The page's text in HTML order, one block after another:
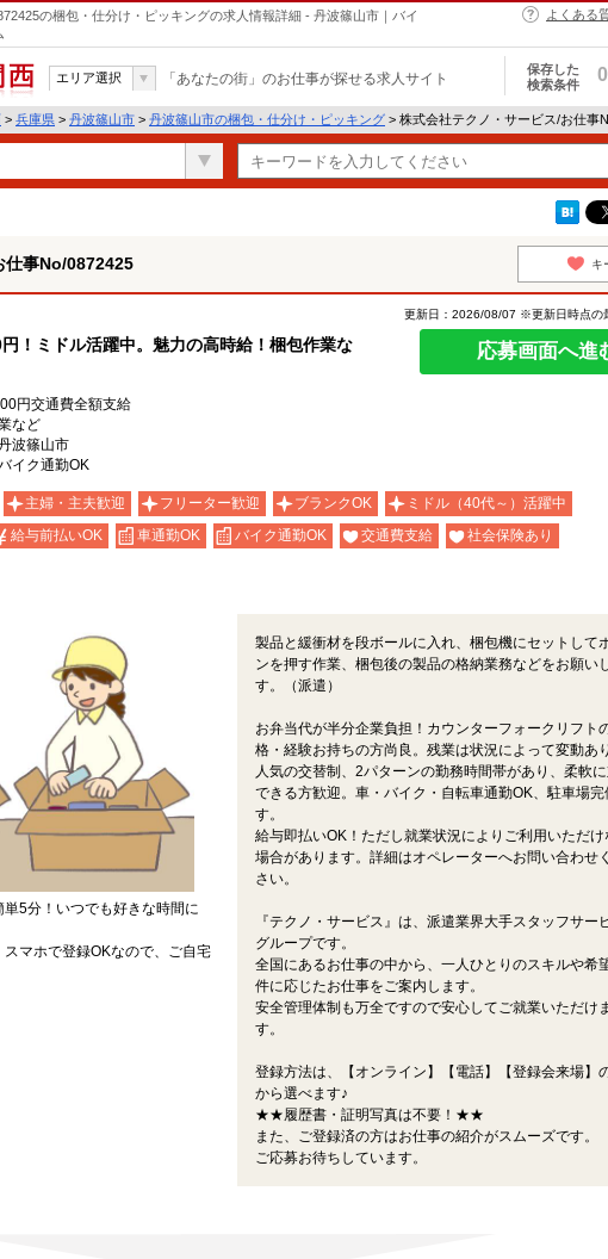
の梱包・仕分け・ピッキングの求人情報詳細 - 丹波篠山市｜バイ
よくある
エリア選択 「あなたの街」のお仕事が探せる求人サイト
保存した
検索条件
0
> 兵庫県 > 丹波篠山市 > 丹波篠山市の梱包・仕分け・ピッキング > 株式会社テクノ・サービス/お仕事
仕事No/0872425 キ
！ミドル活躍中。魅力の高時給！梱包作業な
更新日：2026/08/07 ※更新日時点の
応募画面へ進
円交通費全額支給
など
波篠山市
イク通勤OK
主婦・主夫歓迎 フリーター歓迎 ブランクOK
ミドル（40代～）活躍中
給与前払いOK 車通勤OK バイク通勤OK 交通費支給
社会保険あり
単5分！いつでも好きな時間に
マホで登録OKなので、ご自宅
製品と緩衝材を段ボールに入れ、梱包機にセットして
ンを押す作業、梱包後の製品の格納業務などをお願い
す。（派遣）
お弁当代が半分企業負担！カウンターフォークリフト
格・経験お持ちの方尚良。残業は状況によって変動あ
人気の交替制、2パターンの勤務時間帯があり、柔軟
できる方歓迎。車・バイク・自転車通勤OK、駐車場完
す。
給与即払いOK！ただし就業状況によりご利用いただけ
場合があります。詳細はオペレーターへお問い合わせ
さい。
『テクノ・サービス』は、派遣業界大手スタッフサー
グループです。
全国にあるお仕事の中から、一人ひとりのスキルや希
件に応じたお仕事をご案内します。
安全管理体制も万全ですので安心してご就業いただけ
す。
登録方法は、【オンライン】【電話】【登録会来場】
から選べます♪
★★履歴書・証明写真は不要！★★
また、ご登録済の方はお仕事の紹介がスムーズです。
ご応募お待ちしています。